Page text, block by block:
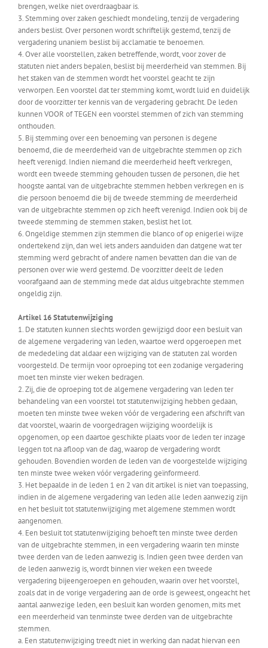
brengen, welke niet overdraagbaar is.
3. Stemming over zaken geschiedt mondeling, tenzij de vergadering
anders beslist. Over personen wordt schriftelijk gestemd, tenzij de
vergadering unaniem beslist bij acclamatie te benoemen.
4. Over alle voorstellen, zaken betreffende, wordt, voor zover de
statuten niet anders bepalen, beslist bij meerderheid van stemmen. Bij
het staken van de stemmen wordt het voorstel geacht te zijn
verworpen. Een voorstel dat ter stemming komt, wordt luid en duidelijk
door de voorzitter ter kennis van de vergadering gebracht. De leden
kunnen VOOR of TEGEN een voorstel stemmen of zich van stemming
onthouden.
5. Bij stemming over een benoeming van personen is degene
benoemd, die de meerderheid van de uitgebrachte stemmen op zich
heeft verenigd. Indien niemand die meerderheid heeft verkregen,
wordt een tweede stemming gehouden tussen de personen, die het
hoogste aantal van de uitgebrachte stemmen hebben verkregen en is
die persoon benoemd die bij de tweede stemming de meerderheid
van de uitgebrachte stemmen op zich heeft verenigd. Indien ook bij de
tweede stemming de stemmen staken, beslist het lot.
6. Ongeldige stemmen zijn stemmen die blanco of op enigerlei wijze
ondertekend zijn, dan wel iets anders aanduiden dan datgene wat ter
stemming werd gebracht of andere namen bevatten dan die van de
personen over wie werd gestemd. De voorzitter deelt de leden
voorafgaand aan de stemming mede dat aldus uitgebrachte stemmen
ongeldig zijn.
Artikel 16 Statutenwijziging
1. De statuten kunnen slechts worden gewijzigd door een besluit van
de algemene vergadering van leden, waartoe werd opgeroepen met
de mededeling dat aldaar een wijziging van de statuten zal worden
voorgesteld. De termijn voor oproeping tot een zodanige vergadering
moet ten minste vier weken bedragen.
2. Zij, die de oproeping tot de algemene vergadering van leden ter
behandeling van een voorstel tot statutenwijziging hebben gedaan,
moeten ten minste twee weken vóór de vergadering een afschrift van
dat voorstel, waarin de voorgedragen wijziging woordelijk is
opgenomen, op een daartoe geschikte plaats voor de leden ter inzage
leggen tot na afloop van de dag, waarop de vergadering wordt
gehouden. Bovendien worden de leden van de voorgestelde wijziging
ten minste twee weken vóór vergadering geïnformeerd.
3. Het bepaalde in de leden 1 en 2 van dit artikel is niet van toepassing,
indien in de algemene vergadering van leden alle leden aanwezig zijn
en het besluit tot statutenwijziging met algemene stemmen wordt
aangenomen.
4. Een besluit tot statutenwijziging behoeft ten minste twee derden
van de uitgebrachte stemmen, in een vergadering waarin ten minste
twee derden van de leden aanwezig is. Indien geen twee derden van
de leden aanwezig is, wordt binnen vier weken een tweede
vergadering bijeengeroepen en gehouden, waarin over het voorstel,
zoals dat in de vorige vergadering aan de orde is geweest, ongeacht het
aantal aanwezige leden, een besluit kan worden genomen, mits met
een meerderheid van tenminste twee derden van de uitgebrachte
stemmen.
a. Een statutenwijziging treedt niet in werking dan nadat hiervan een